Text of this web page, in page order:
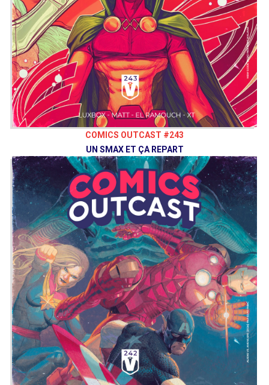
COMICS OUTCAST #243
UN SMAX ET ÇA REPART